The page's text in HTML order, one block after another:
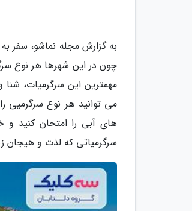
به گزارش مجله نماشو، سفر
چون در این شهرها هر نوع
مهمترین این سرگرمیات،
می توانید هر نوع سرگرمیی
های آبی را امتحان کنید و
سرگرمیاتی که لذت و هیجان